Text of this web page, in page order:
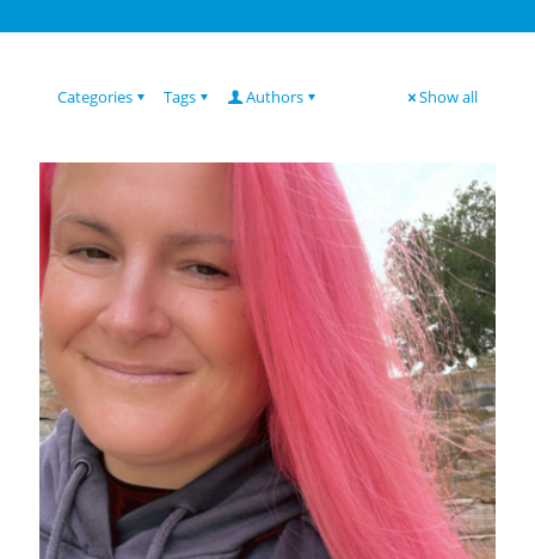
Categories Tags Authors Show all